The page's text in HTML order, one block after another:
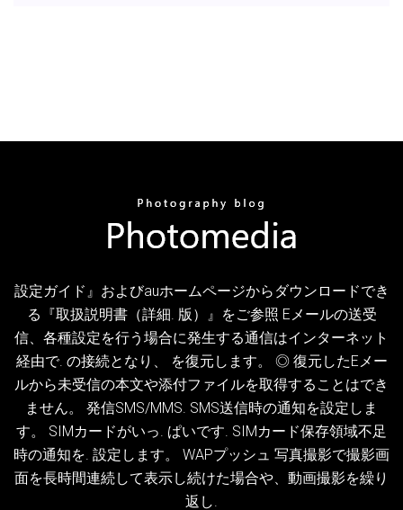
設定ガイド』およびauホームページからダウンロードでき
る『取扱説明書（詳細. 版）』をご参照 Eメールの送受
信、各種設定を行う場合に発生する通信はインターネット
経由で. の接続となり、 を復元します。 ◎ 復元したEメー
ルから未受信の本文や添付ファイルを取得することはでき
ません。 発信SMS/MMS. SMS送信時の通知を設定しま
す。 SIMカードがいっ. ぱいです. SIMカード保存領域不足
時の通知を. 設定します。 WAPプッシュ 写真撮影で撮影画
面を長時間連続して表示し続けた場合や、動画撮影を繰り
返し.